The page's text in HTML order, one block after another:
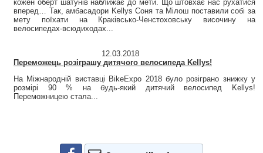
кожен оберт шатунів наближає до мети. Що штовхає нас рухатися
вперед… Так, амбасадори Kellys Соня та Мілош поставили собі за
мету поїхати на Краківсько-Ченстоховську височину на
велосипедах-всюдиходах...
12.03.2018
Переможець розіграшу дитячого велосипеда Kellys!
На Міжнародній виставці BikeExpo 2018 було розіграно знижку у
розмірі 90 % на будь-який дитячий велосипед Kellys!
Переможницею стала...